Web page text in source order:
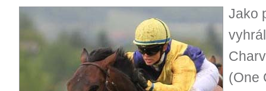
Jako
(One